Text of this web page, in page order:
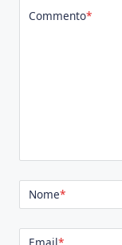
Commento*
Nome*